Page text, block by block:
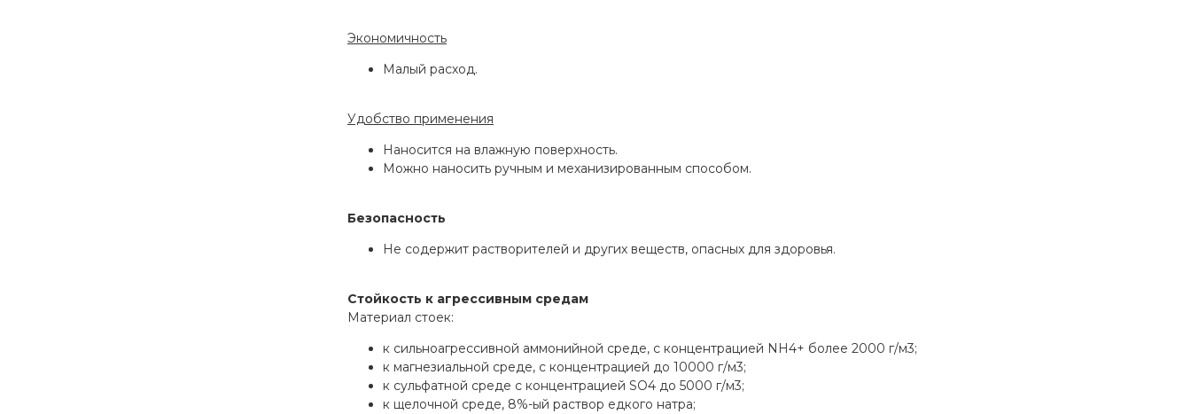
Экономичность
Малый расход.
Удобство применения
Наносится на влажную поверхность.
Можно наносить ручным и механизированным способом.
Безопасность
Не содержит растворителей и других веществ, опасных для здоровья.
Стойкость к агрессивным средам
Материал стоек:
к сильноагрессивной аммонийной среде, с концентрацией NH4+ более 2000 г/м3;
к магнезиальной среде, с концентрацией до 10000 г/м3;
к сульфатной среде с концентрацией SO4 до 5000 г/м3;
к щелочной среде, 8%-ый раствор едкого натра;